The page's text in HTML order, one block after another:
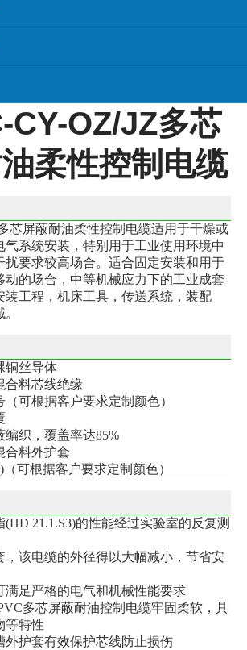
CY-OZ/JZ多芯
柔性控制电缆
芯屏蔽耐油柔性控制电缆适用于干燥或
气系统安装，特别用于工业使用环境中
扰要求较高场合。适合固定安装和用于
动的场合，中等机械应力下的工业成套
装工程，机床工具，传送系统，装配
铜丝导体
合料芯线绝缘
可根据客户要求定制颜色）
编织，覆盖率达85%
合料外护套
可根据客户要求定制颜色）
21.1.S3)的性能经过实验室的反复测
，该电缆的外径得以大幅减小，节省安
满足严格的电气和机械性能要求
多芯屏蔽耐油控制电缆牢固柔软，具
等特性
外护套有效保护芯线防止损伤